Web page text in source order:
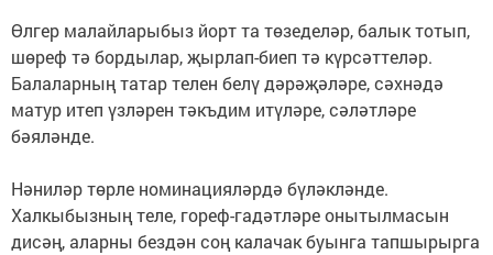
Өлгер малайларыбыз йорт та төзеделәр, балык тотып,
шөреф тә бордылар, җырлап-биеп тә күрсәттеләр.
Балаларның татар телен белү дәрәҗәләре, сәхнәдә
матур итеп үзләрен тәкъдим итүләре, сәләтләре
бәяләнде.
Нәниләр төрле номинацияләрдә бүләкләнде.
Халкыбызның теле, гореф-гадәтләре онытылмасын
дисәң, аларны бездән соң калачак буынга тапшырырга